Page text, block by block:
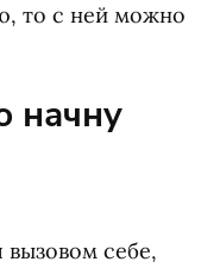
то с ней можно
начну
себе,